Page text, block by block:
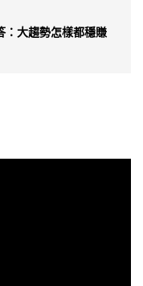
：大趨勢怎樣都穩賺